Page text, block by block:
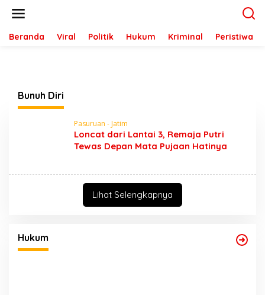
Beranda Viral Politik Hukum Kriminal Peristiwa
Bunuh Diri
Pasuruan - Jatim
Loncat dari Lantai 3, Remaja Putri
Tewas Depan Mata Pujaan Hatinya
Lihat Selengkapnya
Hukum